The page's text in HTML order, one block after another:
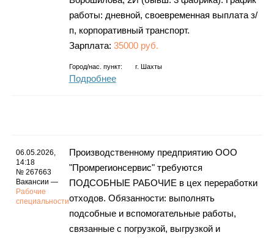
работы: дневной, своевременная выплата з/
п, корпоративный транспорт.
Зарплата: 35000 руб.
Город/нас. пункт: г. Шахты
Подробнее
06.05.2026,
14:18
№ 267663
Вакансии —
Рабочие
специальности
Производственному предприятию ООО
"Промрегионсервис" требуются
ПОДСОБНЫЕ РАБОЧИЕ в цех переработки
отходов. Обязанности: выполнять
подсобные и вспомогательные работы,
связанные с погрузкой, выгрузкой и